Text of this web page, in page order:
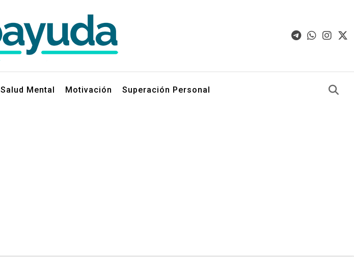
Salud Mental Motivación Superación Personal